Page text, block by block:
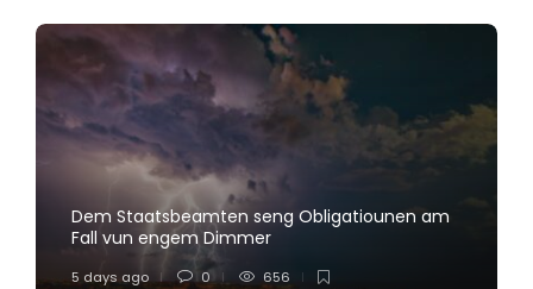
Dem Staatsbeamten seng Obligatiounen am
Fall vun engem Dimmer
5 days ago 0 656